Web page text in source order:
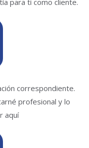
correspondiente.
profesional y lo
aquí